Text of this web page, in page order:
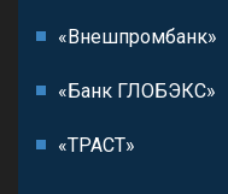
«Внешпромбанк»
«Банк ГЛОБЭКС»
«ТРАСТ»